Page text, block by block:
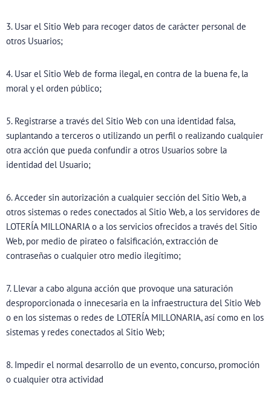
3. Usar el Sitio Web para recoger datos de carácter personal de
otros Usuarios;
4. Usar el Sitio Web de forma ilegal, en contra de la buena fe, la
moral y el orden público;
5. Registrarse a través del Sitio Web con una identidad falsa,
suplantando a terceros o utilizando un perfil o realizando cualquier
otra acción que pueda confundir a otros Usuarios sobre la
identidad del Usuario;
6. Acceder sin autorización a cualquier sección del Sitio Web, a
otros sistemas o redes conectados al Sitio Web, a los servidores de
LOTERÍA MILLONARIA o a los servicios ofrecidos a través del Sitio
Web, por medio de pirateo o falsificación, extracción de
contraseñas o cualquier otro medio ilegítimo;
7. Llevar a cabo alguna acción que provoque una saturación
desproporcionada o innecesaria en la infraestructura del Sitio Web
o en los sistemas o redes de LOTERÍA MILLONARIA, así como en los
sistemas y redes conectados al Sitio Web;
8. Impedir el normal desarrollo de un evento, concurso, promoción
o cualquier otra actividad